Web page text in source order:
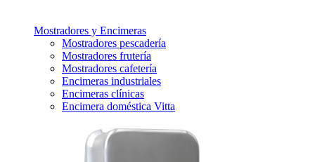
Mostradores y Encimeras
Mostradores pescadería
Mostradores frutería
Mostradores cafetería
Encimeras industriales
Encimeras clínicas
Encimera doméstica Vitta